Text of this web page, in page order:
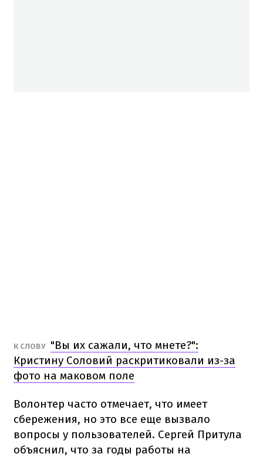
К СЛОВУ "Вы их сажали, что мнете?":
Кристину Соловий раскритиковали из-за
фото на маковом поле
Волонтер часто отмечает, что имеет
сбережения, но это все еще вызвало
вопросы у пользователей. Сергей Притула
объяснил, что за годы работы на